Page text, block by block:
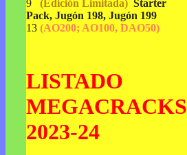
9 (Edición Limitada) Starter
Pack, Jugón 198, Jugón 199
13 (AO200; AO100, DAO50)
LISTADO
MEGACRACKS
2023-24